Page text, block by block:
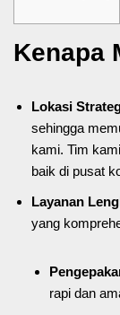
Kenapa
Lokasi
sehingga
kami. Tim
baik di pusat
Layanan
yang
rapi dan